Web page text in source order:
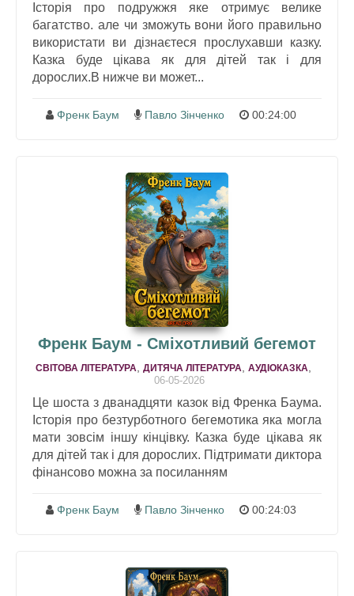
Історія про подружжя яке отримує велике
багатство. але чи зможуть вони його правильно
використати ви дізнаєтеся прослухавши казку.
Казка буде цікава як для дітей так і для
дорослих.В нижче ви может...
Френк Баум Павло Зінченко 00:24:00
Френк Баум - Сміхотливий бегемот
СВІТОВА ЛІТЕРАТУРА ДИТЯЧА ЛІТЕРАТУРА АУДІОКАЗКА
06-05-2026
Це шоста з дванадцяти казок від Френка Баума.
Історія про безтурботного бегемотика яка могла
мати зовсім іншу кінцівку. Казка буде цікава як
для дітей так і для дорослих. Підтримати диктора
фінансово можна за посиланням
Френк Баум Павло Зінченко 00:24:03